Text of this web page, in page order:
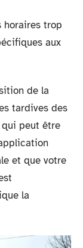
horaires trop
aux
de la
tardives des
qui peut être
et que votre
la